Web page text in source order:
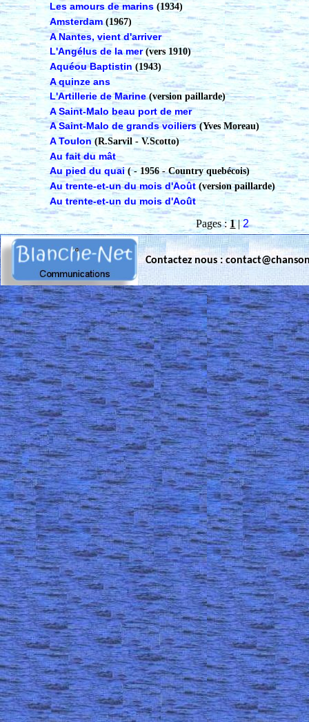
Les amours de marins (1934)
Amsterdam (1967)
A Nantes, vient d'arriver
L'Angélus de la mer (vers 1910)
Aquéou Baptistin (1943)
A quinze ans
L'Artillerie de Marine (version paillarde)
A Saint-Malo beau port de mer
A Saint-Malo de grands voiliers (Yves Moreau)
A Toulon (R.Sarvil - V.Scotto)
Au fait du mât
Au pied du quai ( - 1956 - Country quebécois)
Au trente-et-un du mois d'Août (version paillarde)
Au trente-et-un du mois d'Août
Pages :1|2
Contactez nous :